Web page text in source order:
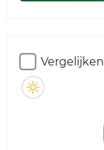
Vergelijken